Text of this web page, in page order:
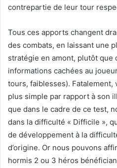
contrepartie de leur tour
Tous ces apports changent
des combats, en laissant une
stratégie en amont, plutôt que
informations cachées au
tours, faiblesses). Fatalement,
plus simple par rapport à son
que dans le cadre de ce test,
dans la difficulté « Difficile »,
de développement à la
d’origine. Or nous pouvons
hormis 2 ou 3 héros